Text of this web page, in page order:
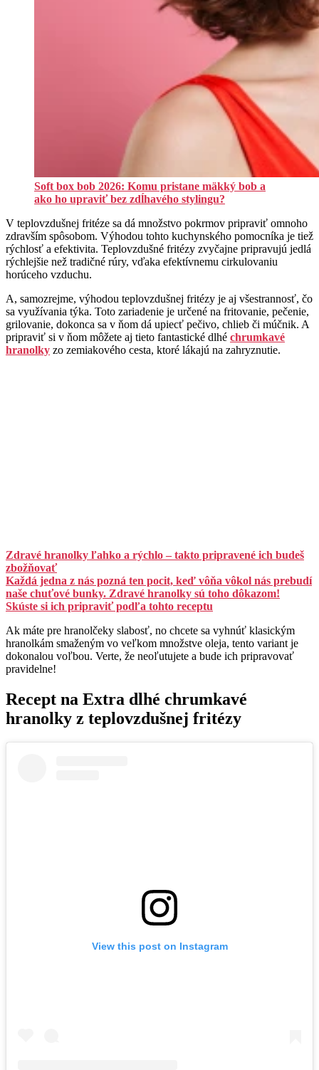
Soft box bob 2026: Komu pristane mäkký bob a
ako ho upraviť bez zdĺhavého stylingu?
V teplovzdušnej fritéze sa dá množstvo pokrmov pripraviť omnoho
zdravším spôsobom. Výhodou tohto kuchynského pomocníka je tiež
rýchlosť a efektivita. Teplovzdušné fritézy zvyčajne pripravujú jedlá
rýchlejšie než tradičné rúry, vďaka efektívnemu cirkulovaniu
horúceho vzduchu.
A, samozrejme, výhodou teplovzdušnej fritézy je aj všestrannosť, čo
sa využívania týka. Toto zariadenie je určené na fritovanie, pečenie,
grilovanie, dokonca sa v ňom dá upiecť pečivo, chlieb či múčnik. A
pripraviť si v ňom môžete aj tieto fantastické dlhé chrumkavé
hranolky zo zemiakového cesta, ktoré lákajú na zahryznutie.
Zdravé hranolky ľahko a rýchlo – takto pripravené ich budeš
zbožňovať
Každá jedna z nás pozná ten pocit, keď vôňa vôkol nás prebudí
naše chuťové bunky. Zdravé hranolky sú toho dôkazom!
Skúste si ich pripraviť podľa tohto receptu
Ak máte pre hranolčeky slabosť, no chcete sa vyhnúť klasickým
hranolkám smaženým vo veľkom množstve oleja, tento variant je
dokonalou voľbou. Verte, že neoľutujete a bude ich pripravovať
pravidelne!
Recept na Extra dlhé chrumkavé
hranolky z teplovzdušnej fritézy
View this post on Instagram